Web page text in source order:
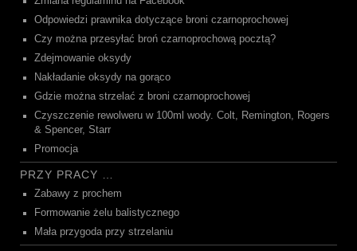
Odpowiedzi prawnika dotyczące broni czarnoprochowej
Czy można przesyłać broń czarnoprochową pocztą?
Zdejmowanie oksydy
Nakładanie oksydy na gorąco
Gdzie można strzelać z broni czarnoprochowej
Czyszczenie rewolweru w 100ml wody. Colt, Remington, Rogers
& Spencer, Starr
Promocja
PRZY PRACY …
Zabawy z prochem
Formowanie żelu balistycznego
Mała przygoda przy strzelaniu